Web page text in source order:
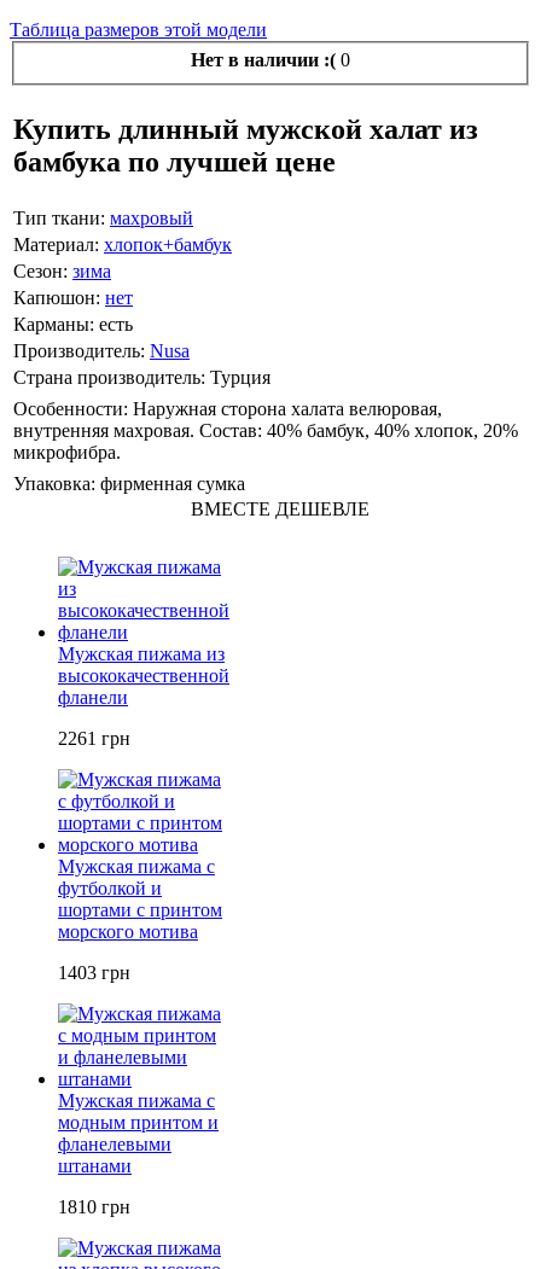
Таблица размеров этой модели
Нет в наличии :( 0
Купить длинный мужской халат из
бамбука по лучшей цене
Тип ткани: махровый
Материал: хлопок+бамбук
Сезон: зима
Капюшон: нет
Карманы: есть
Производитель: Nusa
Страна производитель: Турция
Особенности: Наружная сторона халата велюровая,
внутренняя махровая. Состав: 40% бамбук, 40% хлопок, 20%
микрофибра.
Упаковка: фирменная сумка
ВМЕСТЕ ДЕШЕВЛЕ
Мужская пижама из
высококачественной
фланели
2261 грн
Мужская пижама с
футболкой и
шортами с принтом
морского мотива
1403 грн
Мужская пижама с
модным принтом и
фланелевыми
штанами
1810 грн